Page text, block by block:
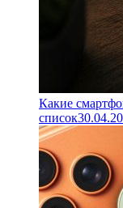
Какие
список